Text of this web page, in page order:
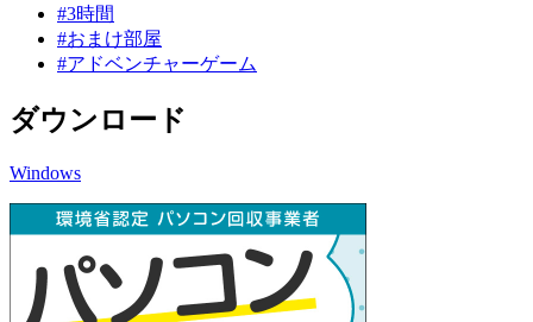
#3時間
#おまけ部屋
#アドベンチャーゲーム
ダウンロード
Windows